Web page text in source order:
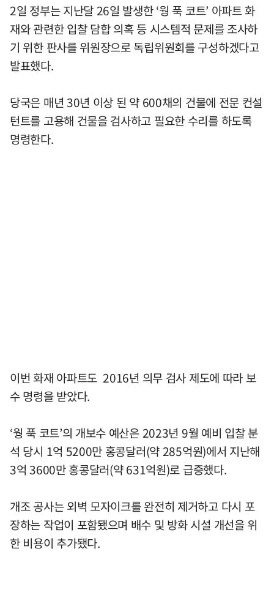
2일 정부는 지난달 26일 발생한 ‘웡 푹 코트’ 아파트 화
재와 관련한 입찰 담합 의혹 등 시스템적 문제를 조사하
기 위한 판사를 위원장으로 독립위원회를 구성하겠다고
발표했다.
당국은 매년 30년 이상 된 약 600채의 건물에 전문 컨설
턴트를 고용해 건물을 검사하고 필요한 수리를 하도록
명령한다.
이번 화재 아파트도 2016년 의무 검사 제도에 따라 보
수 명령을 받았다.
‘웡 푹 코트’의 개보수 예산은 2023년 9월 예비 입찰 분
석 당시 1억 5200만 홍콩달러(약 285억원)에서 지난해
3억 3600만 홍콩달러(약 631억원)로 급증했다.
개조 공사는 외벽 모자이크를 완전히 제거하고 다시 포
장하는 작업이 포함됐으며 배수 및 방화 시설 개선을 위
한 비용이 추가됐다.